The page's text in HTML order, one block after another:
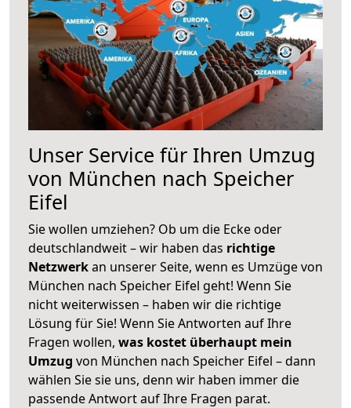
Unser Service für Ihren Umzug
von München nach Speicher
Eifel
Sie wollen umziehen? Ob um die Ecke oder
deutschlandweit – wir haben das richtige
Netzwerkan unserer Seite, wenn es Umzüge von
München nach Speicher Eifel geht! Wenn Sie
nicht weiterwissen – haben wir die richtige
Lösung für Sie! Wenn Sie Antworten auf Ihre
Fragen wollen, was kostet überhaupt mein
Umzug von München nach Speicher Eifel – dann
wählen Sie sie uns, denn wir haben immer die
passende Antwort auf Ihre Fragen parat.